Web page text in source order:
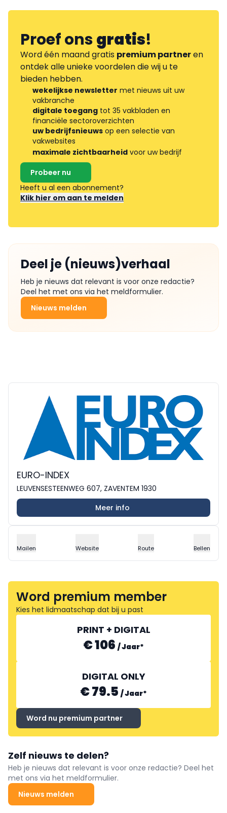
Proef onsgratis!
Word één maand gratis premium partneren
ontdek alle unieke voordelen die wij u te
bieden hebben.
wekelijkse newsletter met nieuws uit uw
vakbranche
digitale toegang tot 35 vakbladen en
financiële sectoroverzichten
uw bedrijfsnieuws op een selectie van
vakwebsites
maximale zichtbaarheid voor uw bedrijf
Probeer nu
Heeft u al een abonnement?
Klik hier om aan te melden
Deel je (nieuws)verhaal
Heb je nieuws dat relevant is voor onze redactie?
Deel het met ons via het meldformulier.
Nieuws melden
EURO-INDEX
LEUVENSESTEENWEG 607, ZAVENTEM 1930
Meer info
Mailen Website Route Bellen
Word premium member
Kies het lidmaatschap dat bij u past
PRINT + DIGITAL
€ 106 /Jaar*
DIGITAL ONLY
€ 79.5 /Jaar*
Word nu premium partner
Zelf nieuws te delen?
Heb je nieuws dat relevant is voor onze redactie? Deel het
met ons via het meldformulier.
Nieuws melden